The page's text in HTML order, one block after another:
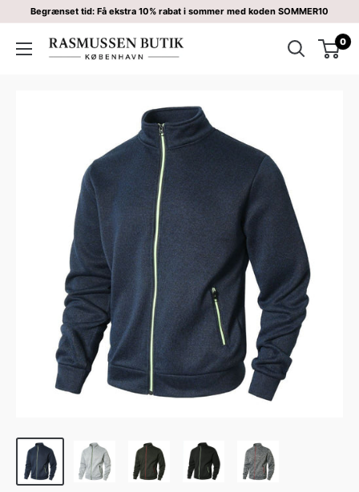
Begrænset tid: Få ekstra 10% rabat i sommer med koden SOMMER10
0